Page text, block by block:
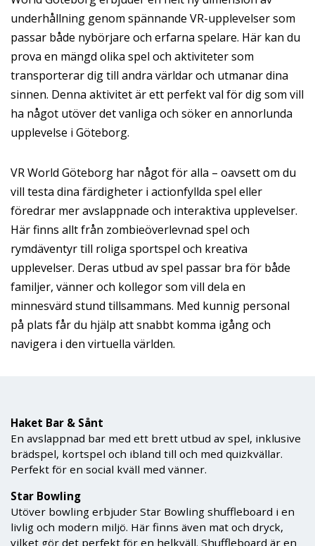
underhållning genom spännande VR-upplevelser som
passar både nybörjare och erfarna spelare. Här kan du
prova en mängd olika spel och aktiviteter som
transporterar dig till andra världar och utmanar dina
sinnen. Denna aktivitet är ett perfekt val för dig som vill
ha något utöver det vanliga och söker en annorlunda
upplevelse i Göteborg.
VR World Göteborg har något för alla – oavsett om du
vill testa dina färdigheter i actionfyllda spel eller
föredrar mer avslappnade och interaktiva upplevelser.
Här finns allt från zombieöverlevnad spel och
rymdäventyr till roliga sportspel och kreativa
upplevelser. Deras utbud av spel passar bra för både
familjer, vänner och kollegor som vill dela en
minnesvärd stund tillsammans. Med kunnig personal
på plats får du hjälp att snabbt komma igång och
navigera i den virtuella världen.
Haket Bar & Sånt
En avslappnad bar med ett brett utbud av spel, inklusive
brädspel, kortspel och ibland till och med quizkvällar.
Perfekt för en social kväll med vänner.
Star Bowling
Utöver bowling erbjuder Star Bowling shuffleboard i en
livlig och modern miljö. Här finns även mat och dryck,
vilket gör det perfekt för en helkväll. Shuffleboard är en